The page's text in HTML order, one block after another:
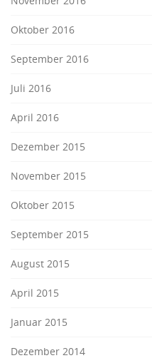
Oktober 2016
September 2016
Juli 2016
April 2016
Dezember 2015
November 2015
Oktober 2015
September 2015
August 2015
April 2015
Januar 2015
Dezember 2014